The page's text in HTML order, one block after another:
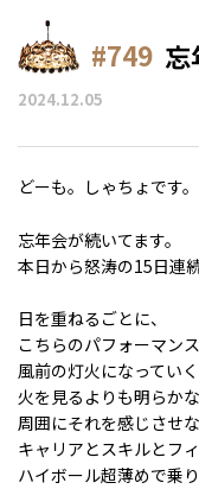
#749 忘
2024.12.05
どーも。しゃちょです。
忘年会が続いてます。
本日から怒涛の15日連
日を重ねるごとに、
こちらのパフォーマンス
風前の灯火になっていく
火を見るよりも明らかな
周囲にそれを感じさせな
キャリアとスキルとフィ
ハイボール超薄めで乗り